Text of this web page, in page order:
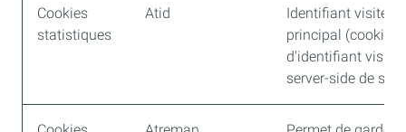
Cookies
statistiques
Atid
Identifiant visiteur
principal (cookie
d'identifiant
server-side de